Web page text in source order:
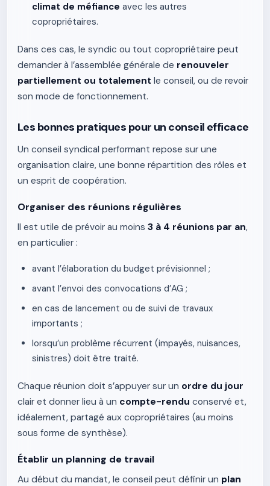
climat de méfiance avec les autres
copropriétaires.
Dans ces cas, le syndic ou tout copropriétaire peut
demander à l’assemblée générale de renouveler
partiellement ou totalement le conseil, ou de revoir
son mode de fonctionnement.
Les bonnes pratiques pour un conseil efficace
Un conseil syndical performant repose sur une
organisation claire, une bonne répartition des rôles et
un esprit de coopération.
Organiser des réunions régulières
Il est utile de prévoir au moins 3 à 4 réunions par an,
en particulier :
avant l’élaboration du budget prévisionnel ;
avant l’envoi des convocations d’AG ;
en cas de lancement ou de suivi de travaux
importants ;
lorsqu’un problème récurrent (impayés, nuisances,
sinistres) doit être traité.
Chaque réunion doit s’appuyer sur un ordre du jour
clair et donner lieu à un compte-rendu conservé et,
idéalement, partagé aux copropriétaires (au moins
sous forme de synthèse).
Établir un planning de travail
Au début du mandat, le conseil peut définir un plan